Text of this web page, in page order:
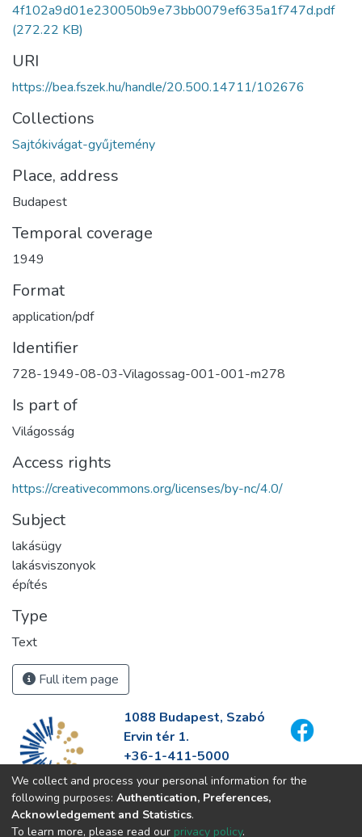
4f102a9d01e230050b9e73bb0079ef635a1f747d.pdf
(272.22 KB)
URI
https://bea.fszek.hu/handle/20.500.14711/102676
Collections
Sajtókivágat-gyűjtemény
Place, address
Budapest
Temporal coverage
1949
Format
application/pdf
Identifier
728-1949-08-03-Vilagossag-001-001-m278
Is part of
Világosság
Access rights
https://creativecommons.org/licenses/by-nc/4.0/
Subject
lakásügy
lakásviszonyok
építés
Type
Text
Full item page
1088 Budapest, Szabó
Ervin tér 1.
+36-1-411-5000
info@fszek.hu
https://fszek.hu
We collect and process your personal information for the
following purposes: Authentication, Preferences,
Acknowledgement and Statistics.
To learn more, please read our privacy policy.